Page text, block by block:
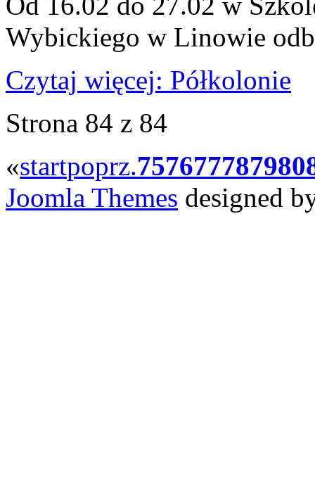
Wybickiego w Linowie
Czytaj więcej: Półkolonie
Strona 84 z 84
«startpoprz.757677787980
Joomla Themes designed